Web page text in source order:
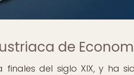
de
finales del siglo XIX, y ha